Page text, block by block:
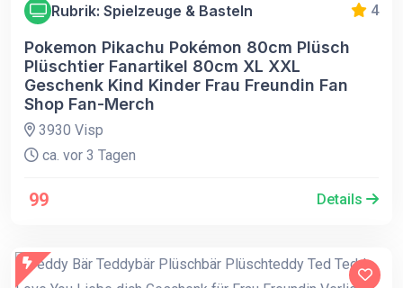
Rubrik: Spielzeuge & Basteln 4
Pokemon Pikachu Pokémon 80cm Plüsch
Plüschtier Fanartikel 80cm XL XXL
Geschenk Kind Kinder Frau Freundin Fan
Shop Fan-Merch
3930 Visp
ca. vor 3 Tagen
99 Details